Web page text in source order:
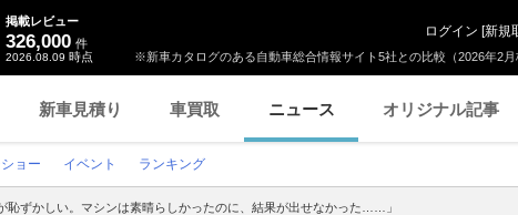
※新車カタログのある自動車総合情報サイト5社との比較（2026年2月
掲載レビュー
326,000 件
2026.08.09 時点
ログイン [新規
新車見積り 車買取 ニュース オリジナル記事
ョー イベント ランキング
恥ずかしい。マシンは素晴らしかったのに、結果が出せなかった……」